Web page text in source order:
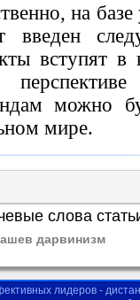
на
введен
вступят в
можно
мире.
слова
дарвинизм
лидеров -